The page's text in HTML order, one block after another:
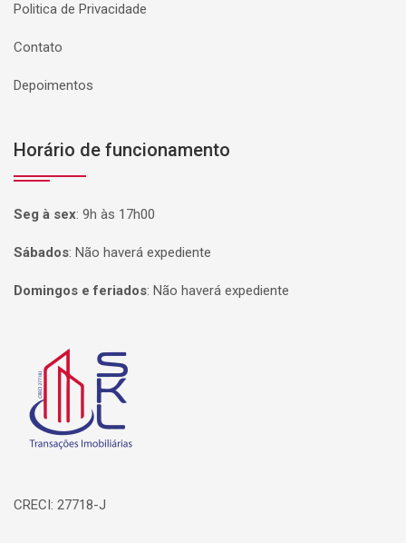
Politica de Privacidade
Contato
Depoimentos
Horário de funcionamento
Seg à sex: 9h às 17h00
Sábados: Não haverá expediente
Domingos e feriados: Não haverá expediente
Página inicial
CRECI: 27718-J